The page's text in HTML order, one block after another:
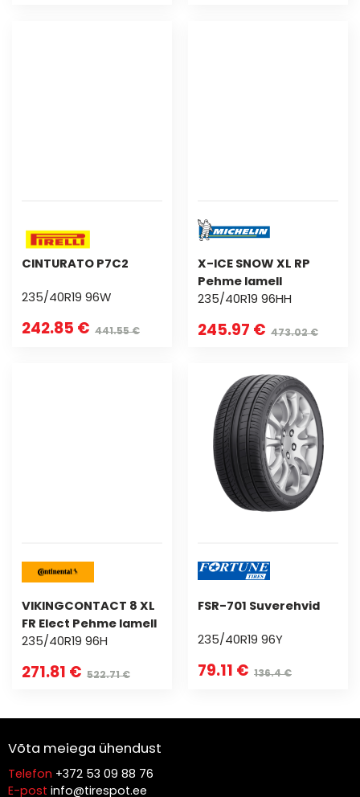
CINTURATO P7C2
235/40R19 96W
242.85 € 441.55 €
X-ICE SNOW XL RP
Pehme lamell
235/40R19 96HH
245.97 € 473.02 €
VIKINGCONTACT 8 XL
FR Elect Pehme lamell
235/40R19 96H
271.81 € 522.71 €
FSR-701 Suverehvid
235/40R19 96Y
79.11 € 136.4 €
Võta meiega ühendust
Telefon +372 53 09 88 76
E-post info@tirespot.ee